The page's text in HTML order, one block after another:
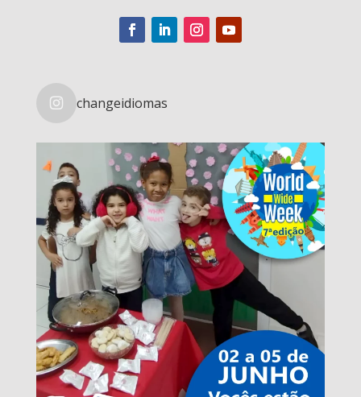
changeidiomas